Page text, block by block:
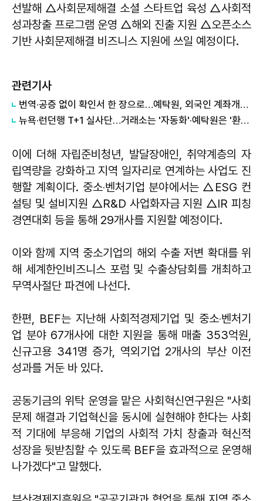
선발해 △사회문제해결 소셜 스타트업 육성 △사회적
성과창출 프로그램 운영 △해외 진출 지원 △오픈소스
기반 사회문제해결 비즈니스 지원에 쓰일 예정이다.
관련기사
번역·공증 없이 확인서 한 장으로…예탁원, 외국인 계좌개설 간소화
뉴욕·런던행 T+1 실사단…거래소는 '자동화'·예탁원은 '환전'·금투협은 '속도조절' 챙긴다
이에 더해 자립준비청년, 발달장애인, 취약계층의 자
립역량을 강화하고 지역 일자리로 연계하는 사업도 진
행할 계획이다. 중소‧벤처기업 분야에서는 △ESG 컨
설팅 및 설비지원 △R&D 사업화자금 지원 △IR 피칭
경연대회 등을 통해 29개사를 지원할 예정이다.
이와 함께 지역 중소기업의 해외 수출 저변 확대를 위
해 세계한인비즈니스 포럼 및 수출상담회를 개최하고
무역사절단 파견에 나선다.
한편, BEF는 지난해 사회적경제기업 및 중소‧벤처기
업 분야 67개사에 대한 지원을 통해 매출 353억원,
신규고용 341명 증가, 역외기업 2개사의 부산 이전
성과를 거둔 바 있다.
공동기금의 위탁 운영을 맡은 사회혁신연구원은 "사회
문제 해결과 기업혁신을 동시에 실현해야 한다는 사회
적 기대에 부응해 기업의 사회적 가치 창출과 혁신적
성장을 뒷받침할 수 있도록 BEF을 효과적으로 운영해
나가겠다"고 말했다.